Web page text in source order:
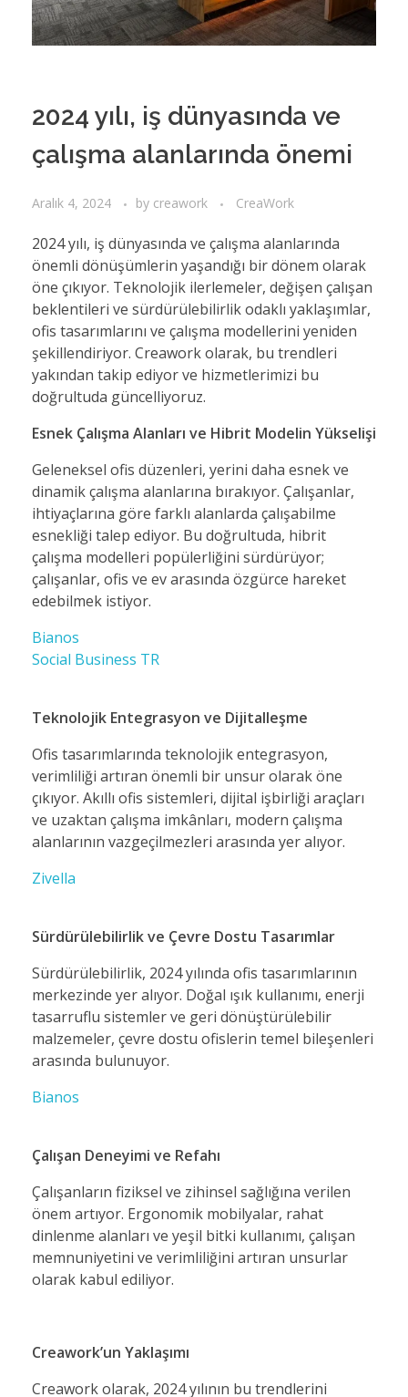
2024 yılı, iş dünyasında ve
çalışma alanlarında önemi
Aralık 4, 2024 by creawork CreaWork
2024 yılı, iş dünyasında ve çalışma alanlarında
önemli dönüşümlerin yaşandığı bir dönem olarak
öne çıkıyor. Teknolojik ilerlemeler, değişen çalışan
beklentileri ve sürdürülebilirlik odaklı yaklaşımlar,
ofis tasarımlarını ve çalışma modellerini yeniden
şekillendiriyor. Creawork olarak, bu trendleri
yakından takip ediyor ve hizmetlerimizi bu
doğrultuda güncelliyoruz.
Esnek Çalışma Alanları ve Hibrit Modelin Yükselişi
Geleneksel ofis düzenleri, yerini daha esnek ve
dinamik çalışma alanlarına bırakıyor. Çalışanlar,
ihtiyaçlarına göre farklı alanlarda çalışabilme
esnekliği talep ediyor. Bu doğrultuda, hibrit
çalışma modelleri popülerliğini sürdürüyor;
çalışanlar, ofis ve ev arasında özgürce hareket
edebilmek istiyor.
Bianos
Social Business TR
Teknolojik Entegrasyon ve Dijitalleşme
Ofis tasarımlarında teknolojik entegrasyon,
verimliliği artıran önemli bir unsur olarak öne
çıkıyor. Akıllı ofis sistemleri, dijital işbirliği araçları
ve uzaktan çalışma imkânları, modern çalışma
alanlarının vazgeçilmezleri arasında yer alıyor.
Zivella
Sürdürülebilirlik ve Çevre Dostu Tasarımlar
Sürdürülebilirlik, 2024 yılında ofis tasarımlarının
merkezinde yer alıyor. Doğal ışık kullanımı, enerji
tasarruflu sistemler ve geri dönüştürülebilir
malzemeler, çevre dostu ofislerin temel bileşenleri
arasında bulunuyor.
Bianos
Çalışan Deneyimi ve Refahı
Çalışanların fiziksel ve zihinsel sağlığına verilen
önem artıyor. Ergonomik mobilyalar, rahat
dinlenme alanları ve yeşil bitki kullanımı, çalışan
memnuniyetini ve verimliliğini artıran unsurlar
olarak kabul ediliyor.
Creawork’un Yaklaşımı
Creawork olarak, 2024 yılının bu trendlerini